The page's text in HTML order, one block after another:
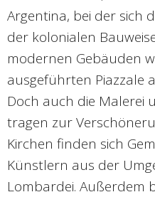
Argentina, bei der sich
der kolonialen
modernen Gebäuden
ausgeführten Piazzale
Doch auch die Malerei
tragen zur
Kirchen finden sich
Künstlern aus der
Lombardei. Außerdem